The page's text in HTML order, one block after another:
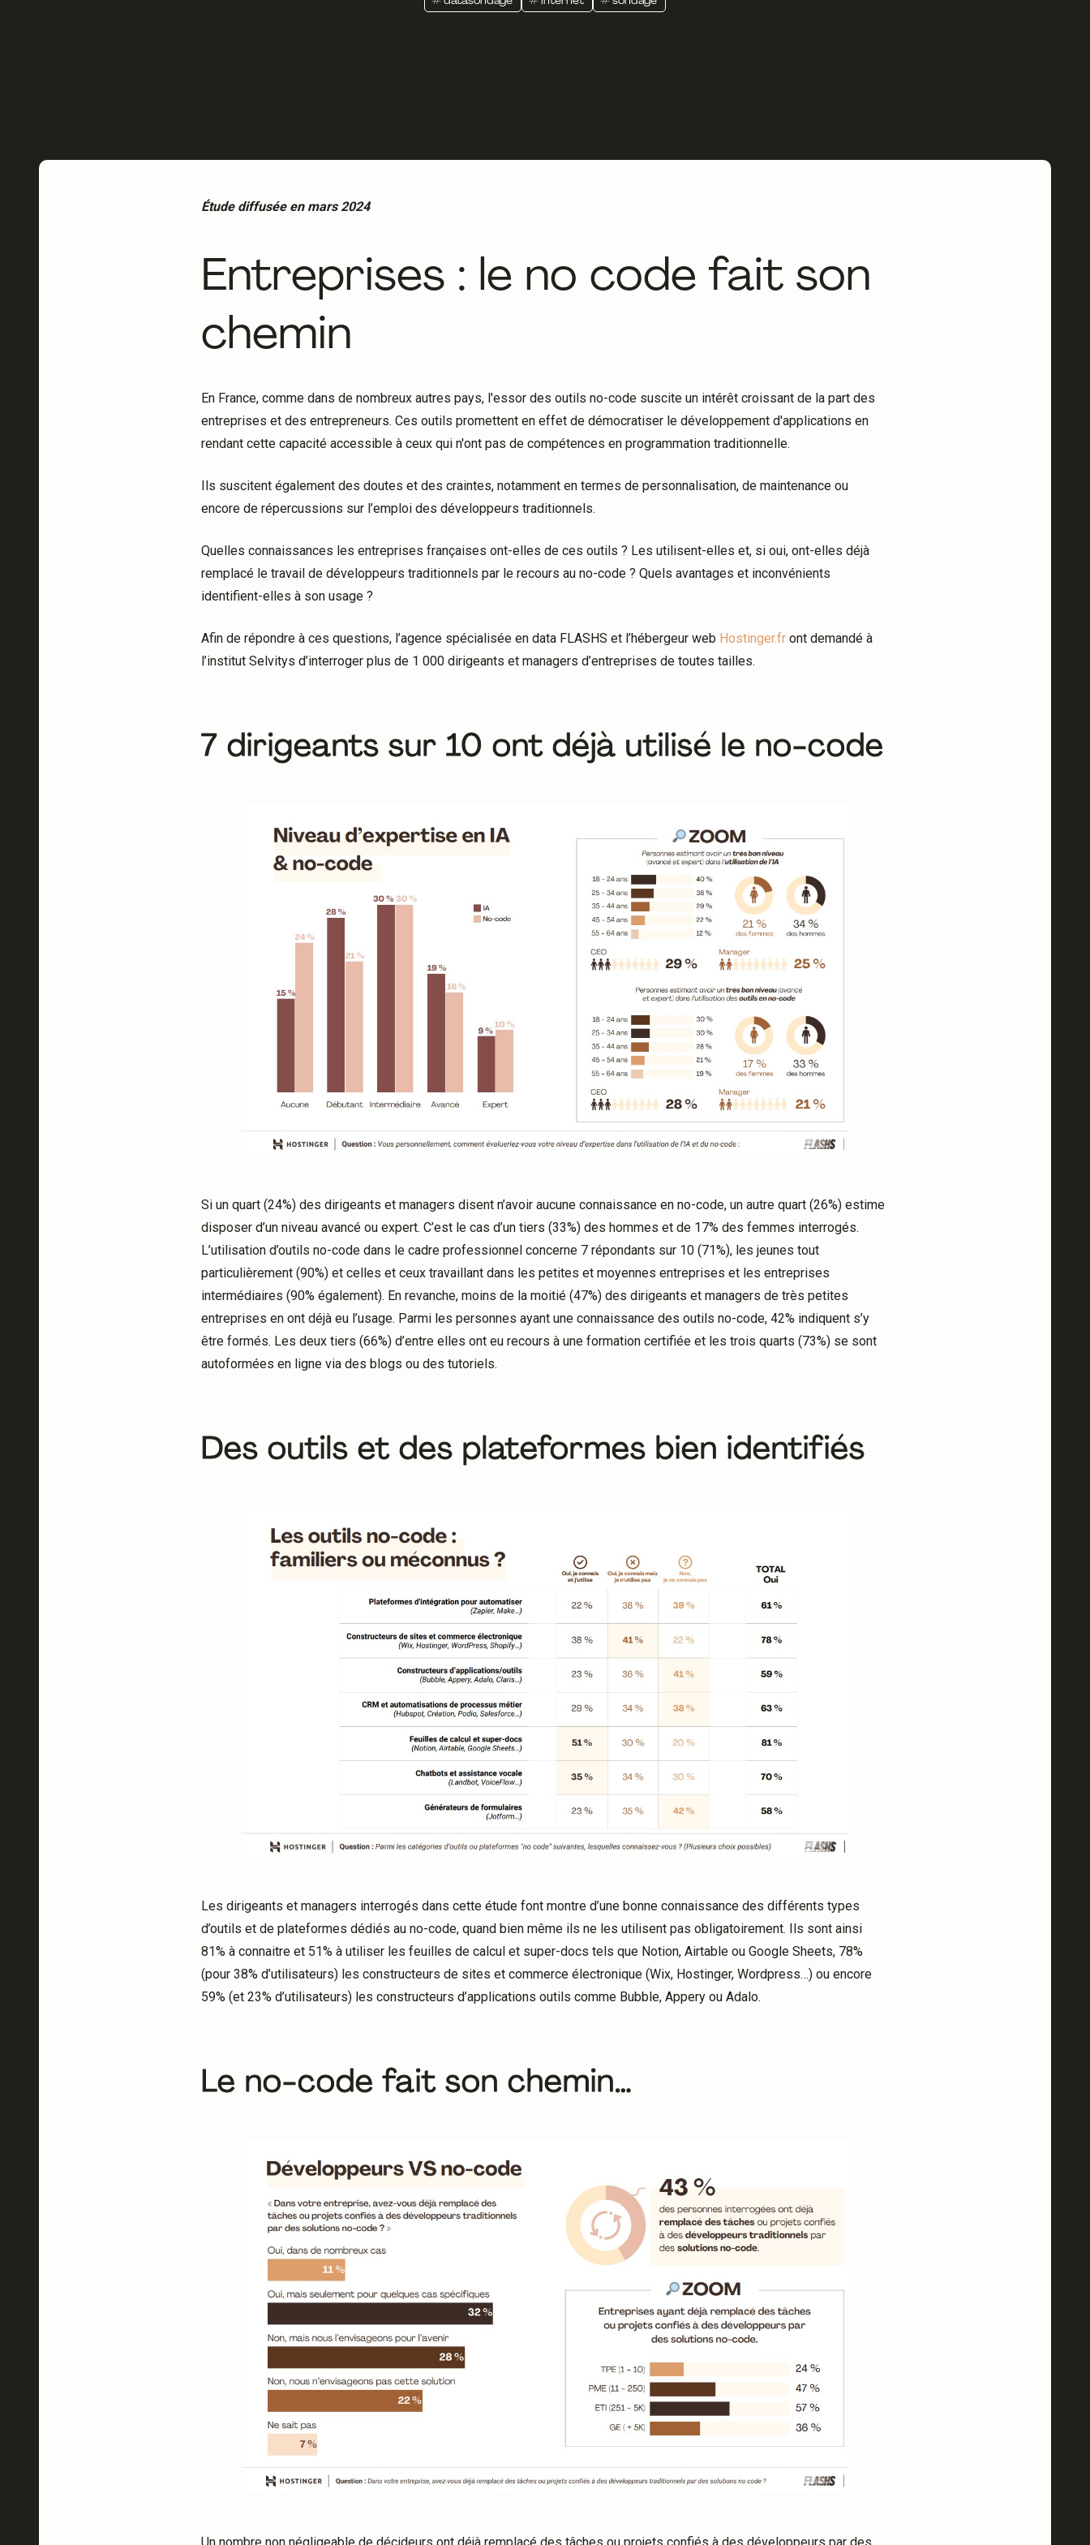
Étude diffusée en mars 2024
Entreprises : le no code fait son
chemin
En France, comme dans de nombreux autres pays, l'essor des outils no-code suscite un intérêt croissant de la part des
entreprises et des entrepreneurs. Ces outils promettent en effet de démocratiser le développement d'applications en
rendant cette capacité accessible à ceux qui n'ont pas de compétences en programmation traditionnelle.
Ils suscitent également des doutes et des craintes, notamment en termes de personnalisation, de maintenance ou
encore de répercussions sur l’emploi des développeurs traditionnels.
Quelles connaissances les entreprises françaises ont-elles de ces outils ? Les utilisent-elles et, si oui, ont-elles déjà
remplacé le travail de développeurs traditionnels par le recours au no-code ? Quels avantages et inconvénients
identifient-elles à son usage ?
Afin de répondre à ces questions, l’agence spécialisée en data FLASHS et l’hébergeur web Hostinger.front demandé à
l’institut Selvitys d’interroger plus de 1 000 dirigeants et managers d’entreprises de toutes tailles.
7 dirigeants sur 10 ont déjà utilisé le no-code
Si un quart (24%) des dirigeants et managers disent n’avoir aucune connaissance en no-code, un autre quart (26%) estime
disposer d’un niveau avancé ou expert. C’est le cas d’un tiers (33%) des hommes et de 17% des femmes interrogés.
L’utilisation d’outils no-code dans le cadre professionnel concerne 7 répondants sur 10 (71%), les jeunes tout
particulièrement (90%) et celles et ceux travaillant dans les petites et moyennes entreprises et les entreprises
intermédiaires (90% également). En revanche, moins de la moitié (47%) des dirigeants et managers de très petites
entreprises en ont déjà eu l’usage. Parmi les personnes ayant une connaissance des outils no-code, 42% indiquent s’y
être formés. Les deux tiers (66%) d’entre elles ont eu recours à une formation certifiée et les trois quarts (73%) se sont
autoformées en ligne via des blogs ou des tutoriels.
Des outils et des plateformes bien identifiés
Les dirigeants et managers interrogés dans cette étude font montre d’une bonne connaissance des différents types
d’outils et de plateformes dédiés au no-code, quand bien même ils ne les utilisent pas obligatoirement. Ils sont ainsi
81% à connaitre et 51% à utiliser les feuilles de calcul et super-docs tels que Notion, Airtable ou Google Sheets, 78%
(pour 38% d’utilisateurs) les constructeurs de sites et commerce électronique (Wix, Hostinger, Wordpress…) ou encore
59% (et 23% d’utilisateurs) les constructeurs d’applications outils comme Bubble, Appery ou Adalo.
Le no-code fait son chemin…